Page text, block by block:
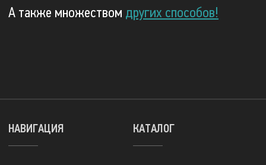
А также множеством других способов!
КАТАЛОГ
НАВИГАЦИЯ